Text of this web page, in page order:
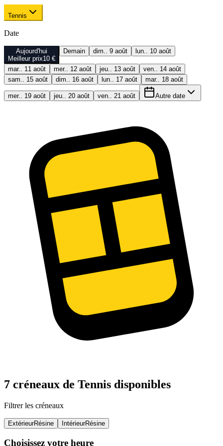
Tennis
Date
Aujourd'hui
Meilleur prix10 €
Demain dim.. 9 août lun.. 10 août
mar.. 11 août mer.. 12 août jeu.. 13 août
ven.. 14 août
sam.. 15 août
dim.. 16 août lun.. 17 août mar.. 18 août
mer.. 19 août jeu.. 20 août ven.. 21 août Autre date
7 créneaux de Tennis disponibles
Filtrer les créneaux
ExtérieurRésine IntérieurRésine
Choisissez votre heure